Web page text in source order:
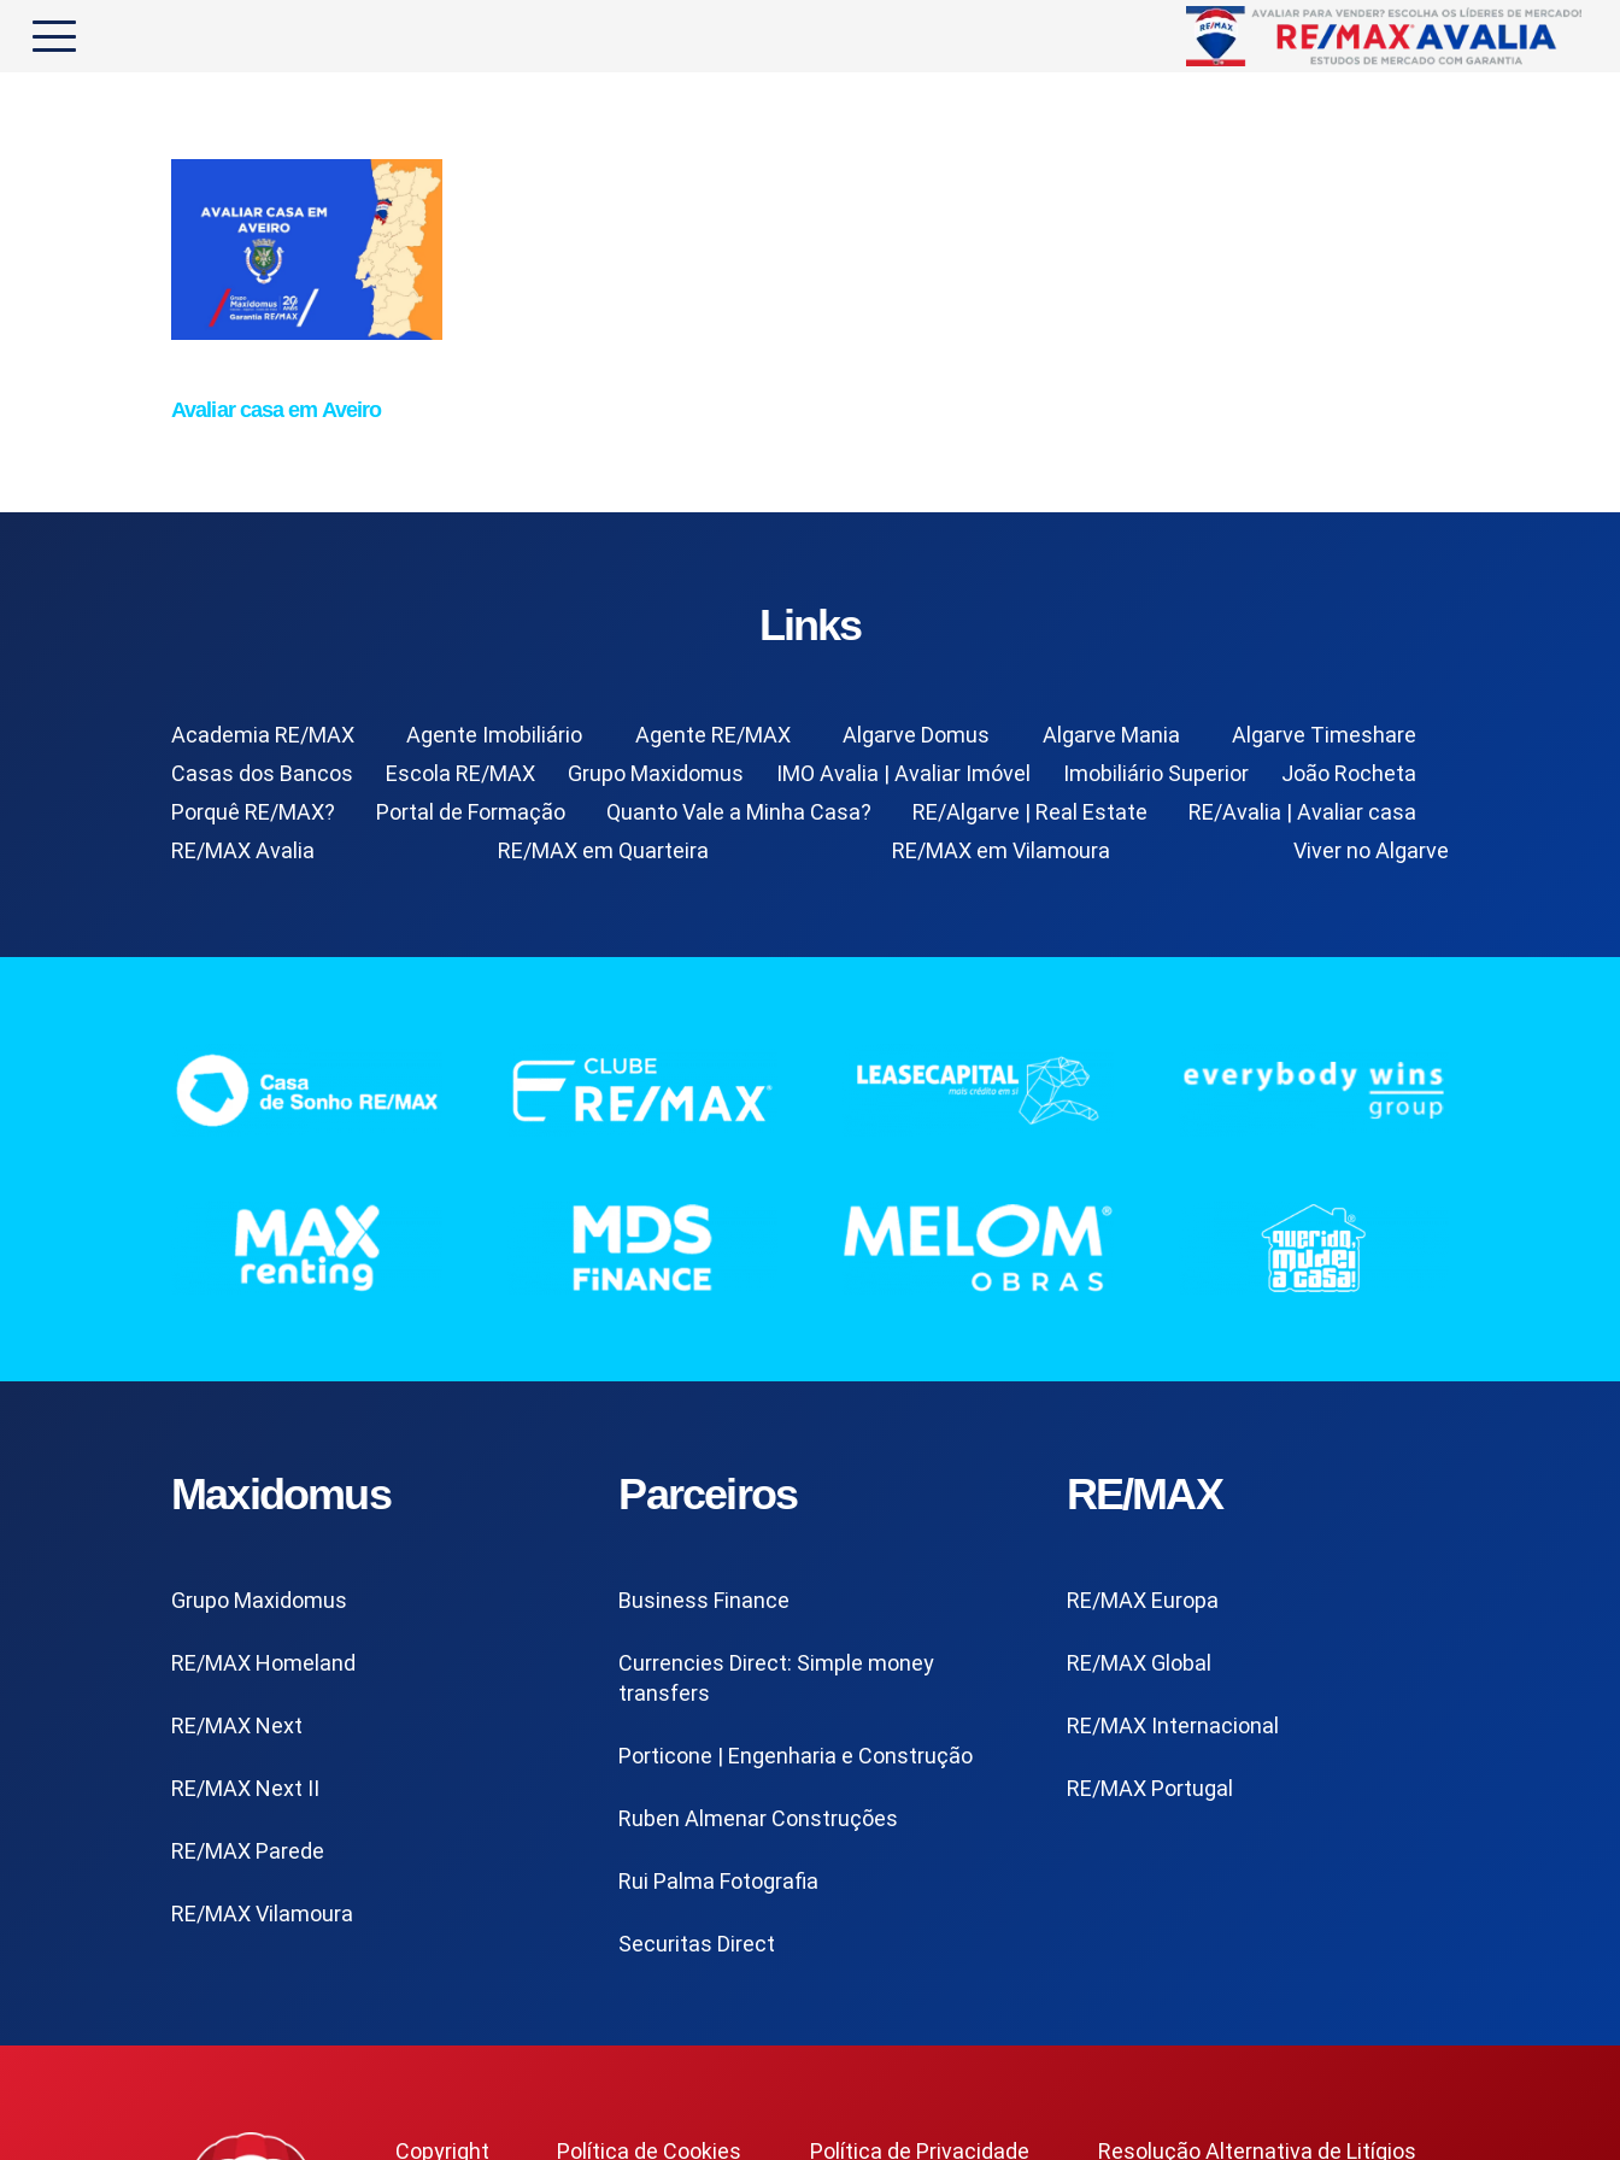
Avaliar casa em Aveiro
Links
Academia RE/MAX Agente Imobiliário Agente RE/MAX Algarve Domus Algarve Mania
Algarve Timeshare
Casas dos Bancos
Escola RE/MAX Grupo Maxidomus IMO Avalia | Avaliar Imóvel Imobiliário Superior
João Rocheta
Porquê RE/MAX?
Portal de Formação Quanto Vale a Minha Casa? RE/Algarve | Real Estate
RE/Avalia | Avaliar casa
RE/MAX Avalia
RE/MAX em Quarteira RE/MAX em Vilamoura Viver no Algarve
Maxidomus
Grupo Maxidomus
RE/MAX Homeland
RE/MAX Next
RE/MAX Next II
RE/MAX Parede
RE/MAX Vilamoura
Parceiros
Business Finance
Currencies Direct: Simple money
transfers
Porticone | Engenharia e Construção
Ruben Almenar Construções
Rui Palma Fotografia
Securitas Direct
RE/MAX
RE/MAX Europa
RE/MAX Global
RE/MAX Internacional
RE/MAX Portugal
Copyright Política de Cookies Política de Privacidade Resolução Alternativa de Litígios